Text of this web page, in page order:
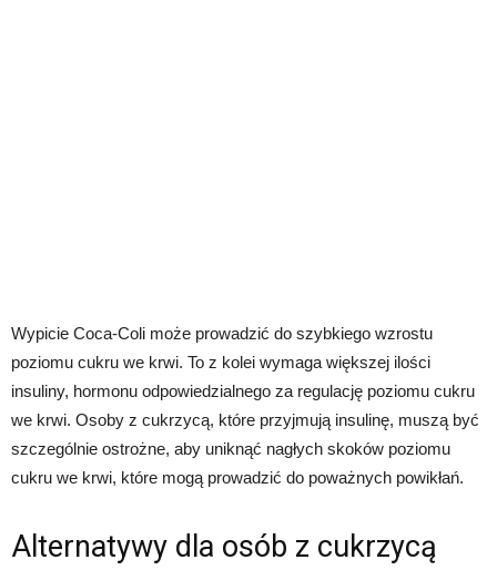
Wypicie Coca-Coli może prowadzić do szybkiego wzrostu
poziomu cukru we krwi. To z kolei wymaga większej ilości
insuliny, hormonu odpowiedzialnego za regulację poziomu cukru
we krwi. Osoby z cukrzycą, które przyjmują insulinę, muszą być
szczególnie ostrożne, aby uniknąć nagłych skoków poziomu
cukru we krwi, które mogą prowadzić do poważnych powikłań.
Alternatywy dla osób z cukrzycą